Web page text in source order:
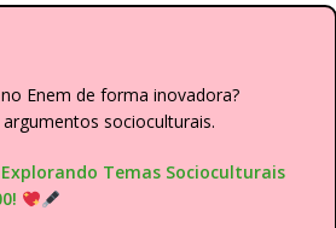
Enem de forma inovadora?
socioculturais.
Temas Socioculturais